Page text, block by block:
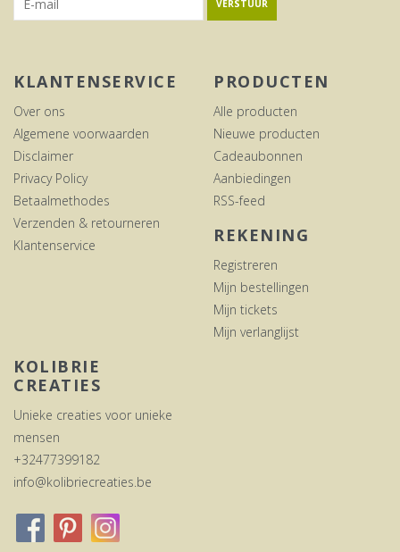
VERSTUUR
KLANTENSERVICE
Over ons
Algemene voorwaarden
Disclaimer
Privacy Policy
Betaalmethodes
Verzenden & retourneren
Klantenservice
PRODUCTEN
Alle producten
Nieuwe producten
Cadeaubonnen
Aanbiedingen
RSS-feed
REKENING
Registreren
Mijn bestellingen
Mijn tickets
Mijn verlanglijst
KOLIBRIE
CREATIES
Unieke creaties voor unieke
mensen
+32477399182
info@kolibriecreaties.be